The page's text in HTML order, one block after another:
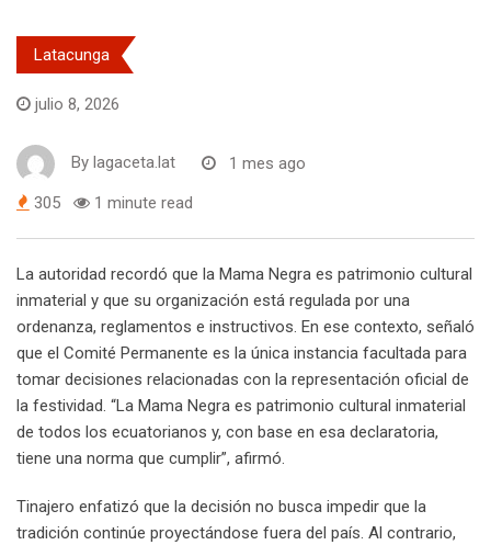
Latacunga
julio 8, 2026
By lagaceta.lat 1 mes ago
305 1 minute read
La autoridad recordó que la Mama Negra es patrimonio cultural
inmaterial y que su organización está regulada por una
ordenanza, reglamentos e instructivos. En ese contexto, señaló
que el Comité Permanente es la única instancia facultada para
tomar decisiones relacionadas con la representación oficial de
la festividad. “La Mama Negra es patrimonio cultural inmaterial
de todos los ecuatorianos y, con base en esa declaratoria,
tiene una norma que cumplir”, afirmó.
Tinajero enfatizó que la decisión no busca impedir que la
tradición continúe proyectándose fuera del país. Al contrario,